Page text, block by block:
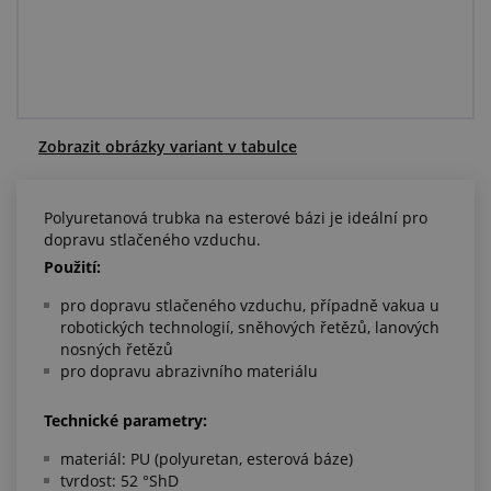
Zobrazit obrázky variant v tabulce
Polyuretanová trubka na esterové bázi je ideální pro
dopravu stlačeného vzduchu.
Použití:
pro dopravu stlačeného vzduchu, případně vakua u
robotických technologií, sněhových řetězů, lanových
nosných řetězů
pro dopravu abrazivního materiálu
Technické parametry:
materiál: PU (polyuretan, esterová báze)
tvrdost: 52 °ShD